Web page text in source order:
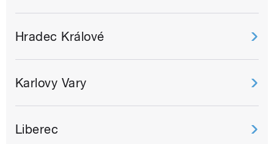
Hradec Králové
Karlovy Vary
Liberec